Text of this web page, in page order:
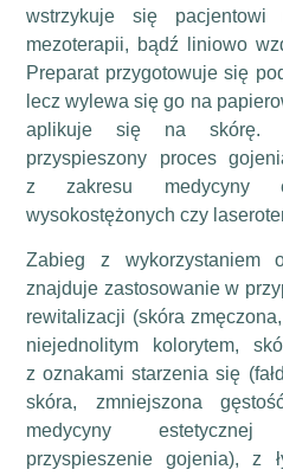
wstrzykuje się pacjentowi
mezoterapii, bądź liniowo
Preparat przygotowuje się
lecz wylewa się go na
aplikuje się na skórę.
przyspieszony proces
z zakresu medycyny
wysokostężonych czy
Zabieg z wykorzystaniem
znajduje zastosowanie w
rewitalizacji (skóra
niejednolitym kolorytem,
z oznakami starzenia się
skóra, zmniejszona
medycyny
przyspieszenie gojenia), z